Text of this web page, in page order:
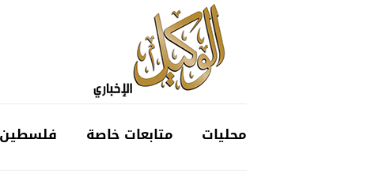
محليات متابعات خاصة فلسطين